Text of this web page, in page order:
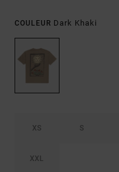
COULEUR Dark Khaki
XS S
XXL